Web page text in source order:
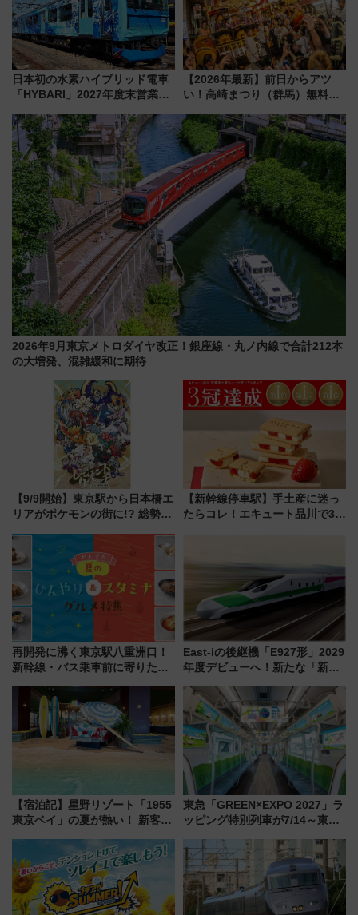
日本初の水素ハイブリッド電車
「HYBARI」2027年度末営業運
で水素利活用が加速
【2026年最新】前日からアツ
い！高崎まつり（群馬）無料観
しまで
2026年9月東京メトロダイヤ改正！銀座線・丸ノ内線で合計212本
の大増発、混雑緩和に期待
【9/9開始】東京駅から日本橋エ
リアがポケモンの街に!? 総勢
リサーチ」本格謎解き・グッズ
情報まとめ
【新幹線停車駅】手土産に迷っ
たらコレ！エキュート品川で3年
再開発に沸く東京駅八重洲口！
新幹線・バス乗車前に寄りたい
やり＆スタミナグルメ」6選【新
店舗も！】
East-iの後継機「E927形」2029
年度デビューへ！新たな「新幹
説【JR東日本】
【宿泊記】星野リゾート「1955
東京ベイ」の夏が熱い！ 新客室
メリカングルメ＆絶品スイーツ
を満喫（千葉県浦安市）
東急「GREEN×EXPO 2027」ラ
ッピング特別列車が7/14～東
ー！ 注目の編成やデザインまと
め